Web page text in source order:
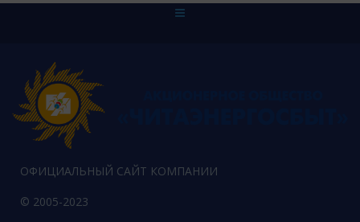
ОФИЦИАЛЬНЫЙ САЙТ КОМПАНИИ
© 2005-2023